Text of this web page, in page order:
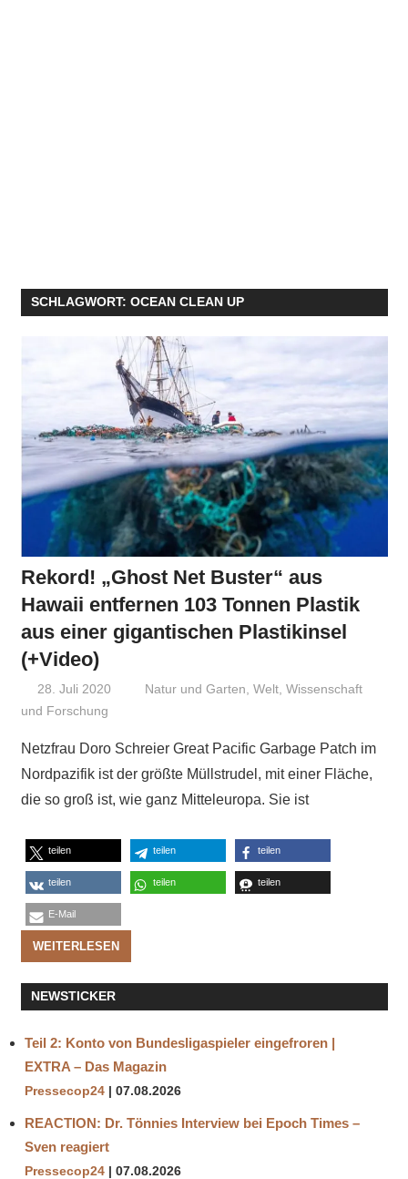
SCHLAGWORT: OCEAN CLEAN UP
Rekord! „Ghost Net Buster“ aus
Hawaii entfernen 103 Tonnen Plastik
aus einer gigantischen Plastikinsel
(+Video)
28. Juli 2020 Niki Vogt
Natur und Garten,Welt,Wissenschaft
und Forschung
Netzfrau Doro Schreier Great Pacific Garbage Patch im
Nordpazifik ist der größte Müllstrudel, mit einer Fläche,
die so groß ist, wie ganz Mitteleuropa. Sie ist
teilen teilen teilen
teilen teilen teilen
E-Mail
WEITERLESEN
NEWSTICKER
Teil 2: Konto von Bundesligaspieler eingefroren |
EXTRA – Das Magazin
Pressecop24 07.08.2026
REACTION: Dr. Tönnies Interview bei Epoch Times –
Sven reagiert
Pressecop24 07.08.2026